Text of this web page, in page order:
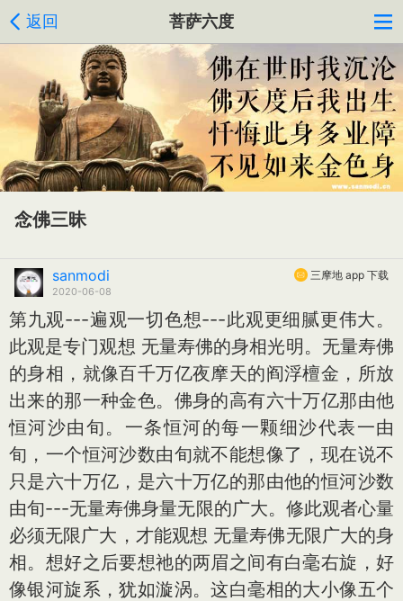
返回 菩萨六度
念佛三昧
三摩地 app 下载
sanmodi
2020-06-08
第九观---遍观一切色想---此观更细腻更伟大。
此观是专门观想 无量寿佛的身相光明。无量寿佛
的身相，就像百千万亿夜摩天的阎浮檀金，所放
出来的那一种金色。佛身的高有六十万亿那由他
恒河沙由旬。一条恒河的每一颗细沙代表一由
旬，一个恒河沙数由旬就不能想像了，现在说不
只是六十万亿，是六十万亿的那由他的恒河沙数
由旬---无量寿佛身量无限的广大。修此观者心量
必须无限广大，才能观想 无量寿佛无限广大的身
相。想好之后要想祂的两眉之间有白毫右旋，好
像银河旋系，犹如漩涡。这白毫相的大小像五个